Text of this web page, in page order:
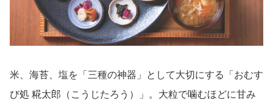
米、海苔、塩を「三種の神器」として大切にする「おむす
び処 糀太郎（こうじたろう）」。大粒で噛むほどに甘み